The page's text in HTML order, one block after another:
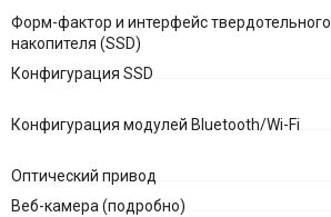
Форм-фактор и интерфейс твердотельного
накопителя (SSD)
Конфигурация SSD
Конфигурация модулей Bluetooth/Wi-Fi
Оптический привод
Веб-камера (подробно)